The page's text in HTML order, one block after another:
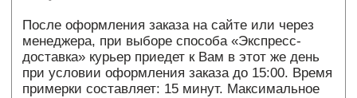
наличными в шоуруме, а на момент возврата
товара в кассе нет достаточного количества
средств для совершения возврата уплаченной
суммы - Магазин обязан осуществить возврат
в течение 3х дней на расчетный счет
указанный покупателем в заявлении о